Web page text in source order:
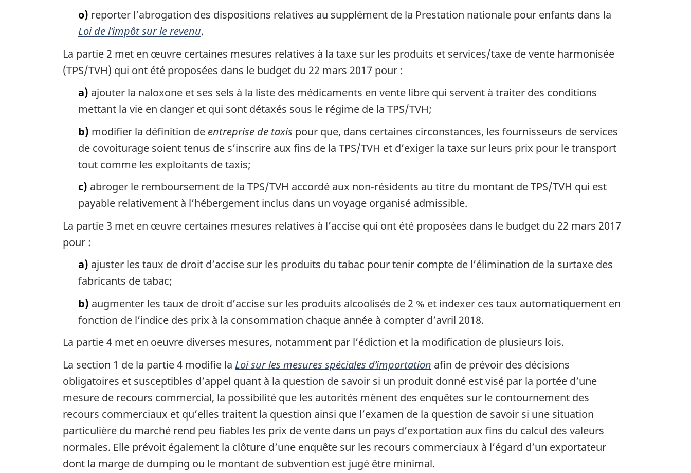
o) reporter l’abrogation des dispositions relatives au supplément de la Prestation nationale pour enfants dans la
Loi de l’impôt sur le revenu.
La partie 2 met en œuvre certaines mesures relatives à la taxe sur les produits et services/taxe de vente harmonisée
(TPS/TVH) qui ont été proposées dans le budget du 22 mars 2017 pour :
a) ajouter la naloxone et ses sels à la liste des médicaments en vente libre qui servent à traiter des conditions
mettant la vie en danger et qui sont détaxés sous le régime de la TPS/TVH;
b) modifier la définition de entreprise de taxis pour que, dans certaines circonstances, les fournisseurs de services
de covoiturage soient tenus de s’inscrire aux fins de la TPS/TVH et d’exiger la taxe sur leurs prix pour le transport
tout comme les exploitants de taxis;
c) abroger le remboursement de la TPS/TVH accordé aux non-résidents au titre du montant de TPS/TVH qui est
payable relativement à l’hébergement inclus dans un voyage organisé admissible.
La partie 3 met en œuvre certaines mesures relatives à l’accise qui ont été proposées dans le budget du 22 mars 2017
pour :
a) ajuster les taux de droit d’accise sur les produits du tabac pour tenir compte de l’élimination de la surtaxe des
fabricants de tabac;
b) augmenter les taux de droit d’accise sur les produits alcoolisés de 2 % et indexer ces taux automatiquement en
fonction de l’indice des prix à la consommation chaque année à compter d’avril 2018.
La partie 4 met en oeuvre diverses mesures, notamment par l’édiction et la modification de plusieurs lois.
La section 1 de la partie 4 modifie la Loi sur les mesures spéciales d’importation afin de prévoir des décisions
obligatoires et susceptibles d’appel quant à la question de savoir si un produit donné est visé par la portée d’une
mesure de recours commercial, la possibilité que les autorités mènent des enquêtes sur le contournement des
recours commerciaux et qu’elles traitent la question ainsi que l’examen de la question de savoir si une situation
particulière du marché rend peu fiables les prix de vente dans un pays d’exportation aux fins du calcul des valeurs
normales. Elle prévoit également la clôture d’une enquête sur les recours commerciaux à l’égard d’un exportateur
dont la marge de dumping ou le montant de subvention est jugé être minimal.